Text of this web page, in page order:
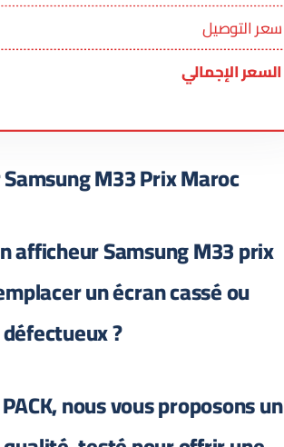
سعر التوصيل
السعر الإجمالي
M33 Prix Maroc
afficheur Samsung M33 prix
un écran cassé ou
défectueux ?
nous vous proposons un